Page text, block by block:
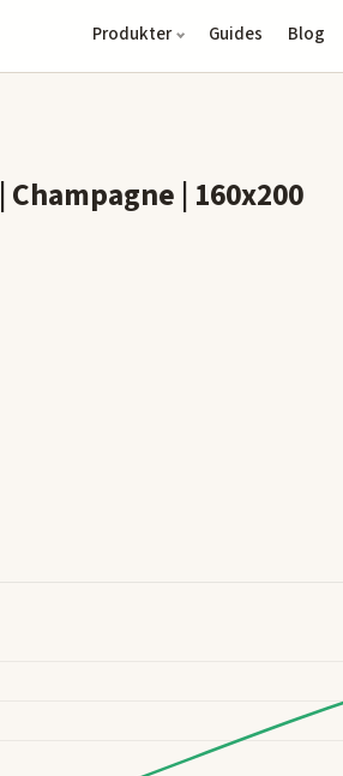
Produkter Guides Blog
| 160x200